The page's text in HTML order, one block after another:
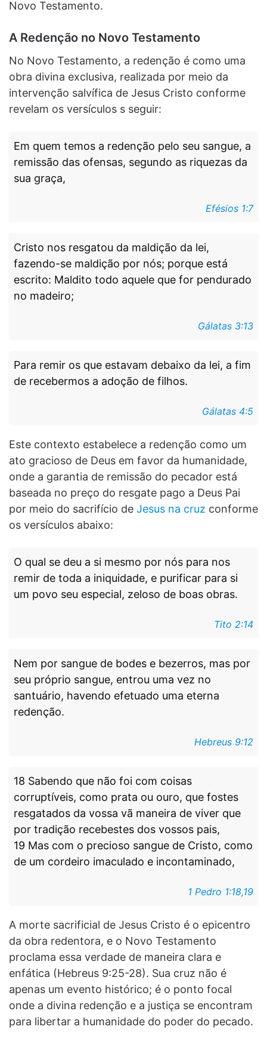
Novo Testamento.
A Redenção no Novo Testamento
No Novo Testamento, a redenção é como uma
obra divina exclusiva, realizada por meio da
intervenção salvífica de Jesus Cristo conforme
revelam os versículos s seguir:
Em quem temos a redenção pelo seu sangue, a
remissão das ofensas, segundo as riquezas da
sua graça,
Efésios 1:7
Cristo nos resgatou da maldição da lei,
fazendo-se maldição por nós; porque está
escrito: Maldito todo aquele que for pendurado
no madeiro;
Gálatas 3:13
Para remir os que estavam debaixo da lei, a fim
de recebermos a adoção de filhos.
Gálatas 4:5
Este contexto estabelece a redenção como um
ato gracioso de Deus em favor da humanidade,
onde a garantia de remissão do pecador está
baseada no preço do resgate pago a Deus Pai
por meio do sacrifício de Jesus na cruz conforme
os versículos abaixo:
O qual se deu a si mesmo por nós para nos
remir de toda a iniquidade, e purificar para si
um povo seu especial, zeloso de boas obras.
Tito 2:14
Nem por sangue de bodes e bezerros, mas por
seu próprio sangue, entrou uma vez no
santuário, havendo efetuado uma eterna
redenção.
Hebreus 9:12
18 Sabendo que não foi com coisas
corruptíveis, como prata ou ouro, que fostes
resgatados da vossa vã maneira de viver que
por tradição recebestes dos vossos pais,
19 Mas com o precioso sangue de Cristo, como
de um cordeiro imaculado e incontaminado,
1 Pedro 1:18,19
A morte sacrificial de Jesus Cristo é o epicentro
da obra redentora, e o Novo Testamento
proclama essa verdade de maneira clara e
enfática (Hebreus 9:25-28). Sua cruz não é
apenas um evento histórico; é o ponto focal
onde a divina redenção e a justiça se encontram
para libertar a humanidade do poder do pecado.